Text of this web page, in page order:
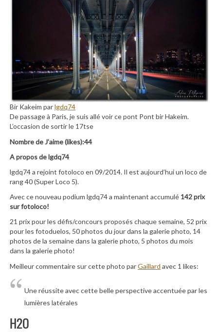
Bir Kakeim parlgdq74
De passage à Paris, je suis allé voir ce pont Pont bir Hakeim.
L’occasion de sortir le 17tse
Nombre de J’aime (likes):44
A propos de lgdq74
lgdq74 a rejoint fotoloco en 09/2014. Il est aujourd’hui un loco de
rang 40 (Super Loco 5).
Avec ce nouveau podium lgdq74 a maintenant accumulé 142 prix
sur fotoloco!
21 prix pour les défis/concours proposés chaque semaine, 52 prix
pour les fotoduelos, 50 photos du jour dans la galerie photo, 14
photos de la semaine dans la galerie photo, 5 photos du mois
dans la galerie photo!
Meilleur commentaire sur cette photo parGaillard avec 1 likes:
Une réussite avec cette belle perspective accentuée par les
lumières latérales
H2O